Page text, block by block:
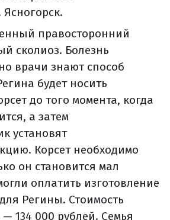
Ясногорск.
правосторонний
сколиоз. Болезнь
врачи знают способ
будет носить
до того момента, когда
а затем
установят
Корсет необходимо
он становится мал
оплатить изготовление
Регины. Стоимость
134 000 рублей. Семья